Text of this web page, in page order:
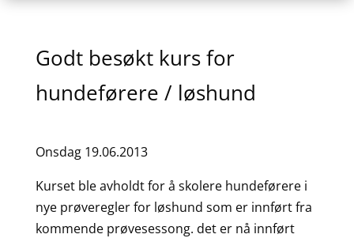
Godt besøkt kurs for
hundeførere / løshund
Onsdag 19.06.2013
Kurset ble avholdt for å skolere hundeførere i
nye prøveregler for løshund som er innført fra
kommende prøvesessong. det er nå innført